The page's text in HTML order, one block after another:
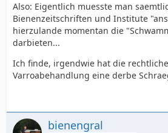
Also: Eigentlich muesste man
Bienenzeitschriften und Institute
hierzulande momentan die
darbieten...
Ich finde, irgendwie hat die
Varroabehandlung eine derbe
bienengral